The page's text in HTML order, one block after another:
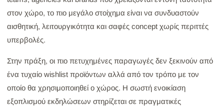
στον χώρο, το πιο μεγάλο στοίχημα είναι να συνδυαστούν
αισθητική, λειτουργικότητα και σαφές concept χωρίς περιττές
υπερβολές.
Στην πράξη, οι πιο πετυχημένες παραγωγές δεν ξεκινούν από
ένα τυχαίο wishlist προϊόντων αλλά από τον τρόπο με τον
οποίο θα χρησιμοποιηθεί ο χώρος. Η σωστή ενοικίαση
εξοπλισμού εκδηλώσεων στηρίζεται σε πραγματικές